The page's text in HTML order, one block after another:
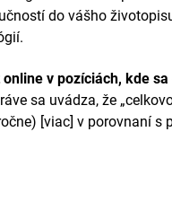
projektu
do vášho
v pozíciách, kde
sa uvádza, že
[viac] v porovnaní s